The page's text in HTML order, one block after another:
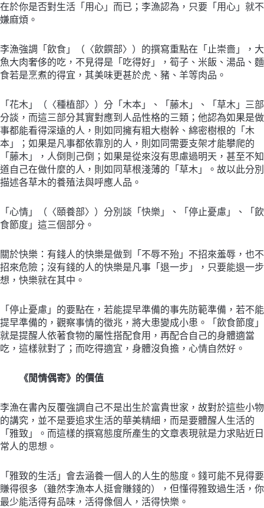
在於你是否對生活「用心」而已；李漁認為，只要「用心」就不
嫌麻煩。
李漁強調「飲食」（〈飲饌部〉）的撰寫重點在「止崇嗇」，大
魚大肉奢侈的吃，不見得是「吃得好」，筍子、米飯、湯品、麵
食若是烹煮的得宜，其美味更甚於虎、豬、羊等肉品。
「花木」（〈種植部〉）分「木本」、「藤木」、「草木」三部
分談，而這三部分其實對應到人品性格的三類；他認為如果是做
事都能看得深遠的人，則如同擁有粗大樹幹、綿密樹根的「木
本」；如果是凡事都依靠別的人，則如同需要支架才能攀爬的
「藤木」，人倒則己倒；如果是從來沒有思慮過明天，甚至不知
道自己在做什麼的人，則如同草根淺薄的「草木」。故以此分別
描述各草木的養殖法與呼應人品。
「心情」（〈頤養部〉）分別談「快樂」、「停止憂慮」、「飲
食節度」這三個部分。
關於快樂：有錢人的快樂是做到「不辱不殆」不招來羞辱，也不
招來危險；沒有錢的人的快樂是凡事「退一步」，只要能退一步
想，快樂就在其中。
「停止憂慮」的要點在，若能提早準備的事先防範準備，若不能
提早準備的，觀察事情的徵兆，將大患變成小患。「飲食節度」
就是提醒人依著食物的屬性搭配食用，再配合自己的身體適當
吃，這樣就對了；而吃得適宜，身體沒負擔，心情自然好。
《閒情偶寄》的價值
李漁在書內反覆強調自己不是出生於富貴世家，故對於這些小物
的講究，並不是要追求生活的華美精細，而是要體醒人生活的
「雅致」。而這樣的撰寫態度所產生的文章表現就是力求貼近日
常人的思想。
「雅致的生活」會去涵養一個人的人生的態度。錢可能不見得要
賺得很多（雖然李漁本人挺會賺錢的），但懂得雅致過生活，你
最少能活得有品味，活得像個人，活得快樂。